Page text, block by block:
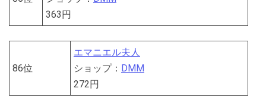
363円
86位
エマニエル夫人
ショップ： DMM
272円